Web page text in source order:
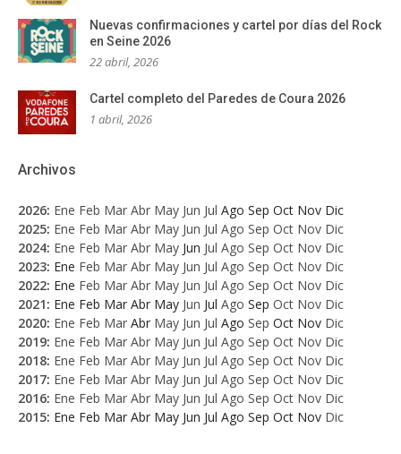
Nuevas confirmaciones y cartel por días del Rock
en Seine 2026
22 abril, 2026
Cartel completo del Paredes de Coura 2026
1 abril, 2026
Archivos
2026: Ene Feb Mar Abr May Jun Jul Ago Sep Oct Nov Dic
2025: Ene Feb Mar Abr May Jun Jul Ago Sep Oct Nov Dic
2024: Ene Feb Mar Abr May Jun Jul Ago Sep Oct Nov Dic
2023: Ene Feb Mar Abr May Jun Jul Ago Sep Oct Nov Dic
2022: Ene Feb Mar Abr May Jun Jul Ago Sep Oct Nov Dic
2021: Ene Feb Mar Abr May Jun Jul Ago Sep Oct Nov Dic
2020: Ene Feb Mar Abr May Jun Jul Ago Sep Oct Nov Dic
2019: Ene Feb Mar Abr May Jun Jul Ago Sep Oct Nov Dic
2018: Ene Feb Mar Abr May Jun Jul Ago Sep Oct Nov Dic
2017: Ene Feb Mar Abr May Jun Jul Ago Sep Oct Nov Dic
2016: Ene Feb Mar Abr May Jun Jul Ago Sep Oct Nov Dic
2015: Ene Feb Mar Abr May Jun Jul Ago Sep Oct Nov Dic